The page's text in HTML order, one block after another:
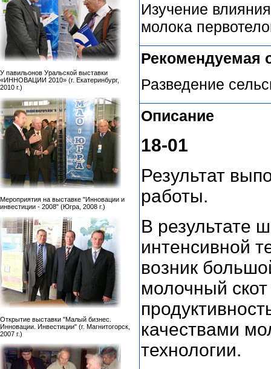
Изучение
молока
Рекомендуемая
Разведение
Описание
18-01
Результат
работы.
В результате
интенсивной
возник
молочный
качествами
технологии.
У павильонов Уральской выставки
«ИННОВАЦИИ 2010» (г. Екатеринбург,
2010 г.)
Мероприятия на выставке "Инновации и
инвестиции - 2008" (Югра, 2008 г.)
Открытие выставки "Малый бизнес.
Инновации. Инвестиции" (г. Магнитогорск,
2007 г.)